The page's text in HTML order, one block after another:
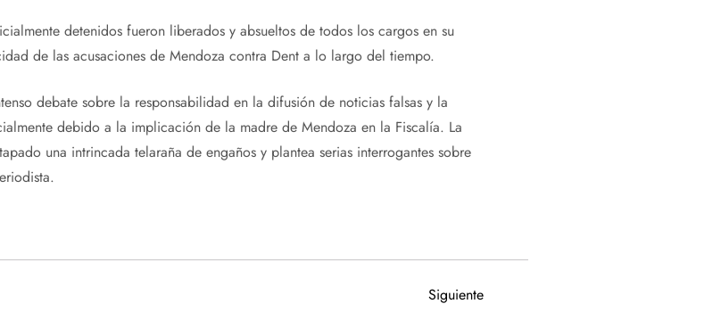
detenidos fueron liberados y absueltos de todos los cargos en su
de las acusaciones de Mendoza contra Dent a lo largo del tiempo.
debate sobre la responsabilidad en la difusión de noticias falsas y la
debido a la implicación de la madre de Mendoza en la Fiscalía. La
una intrincada telaraña de engaños y plantea serias interrogantes sobre
Siguiente
Siguiente